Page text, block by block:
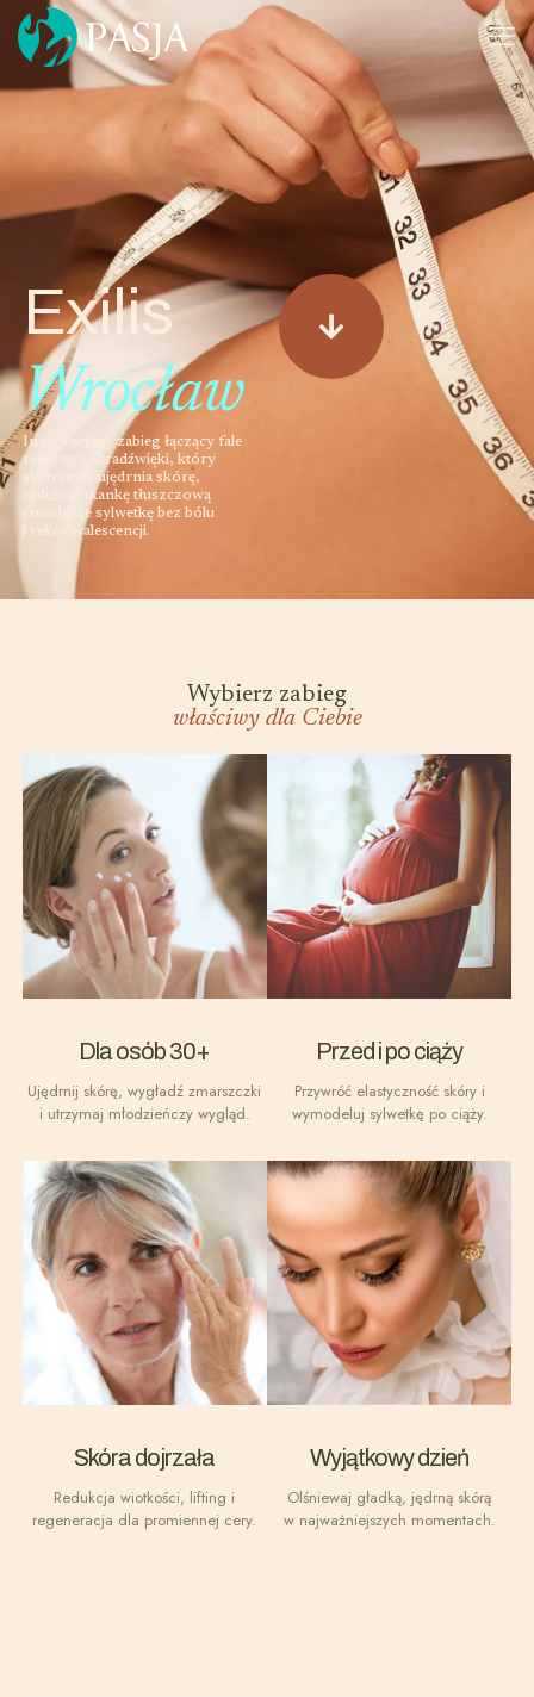
Exilis
Wrocław
Innowacyjny zabieg łączący fale
radiowe i ultradźwięki, który
skutecznie ujędrnia skórę,
redukuje tkankę tłuszczową
i modeluje sylwetkę bez bólu
i rekonwalescencji.
Wybierz zabieg
właściwy dla Ciebie
Dla osób 30+
Ujędrnij skórę, wygładź zmarszczki
i utrzymaj młodzieńczy wygląd.
Przed i po ciąży
Przywróć elastyczność skóry i
wymodeluj sylwetkę po ciąży.
Skóra dojrzała
Redukcja wiotkości, lifting i
regeneracja dla promiennej cery.
Wyjątkowy dzień
Olśniewaj gładką, jędrną skórą
w najważniejszych momentach.